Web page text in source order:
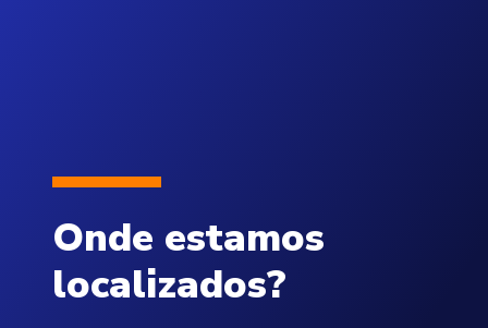
Onde estamos
localizados?